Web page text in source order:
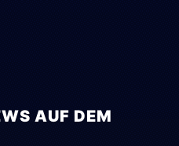
AUF DEM